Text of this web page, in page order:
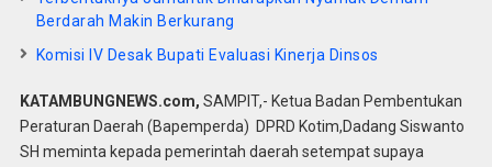
Berdarah Makin Berkurang
Komisi IV Desak Bupati Evaluasi Kinerja Dinsos
KATAMBUNGNEWS.com, SAMPIT,- Ketua Badan Pembentukan
Peraturan Daerah (Bapemperda) DPRD Kotim,Dadang Siswanto
SH meminta kepada pemerintah daerah setempat supaya